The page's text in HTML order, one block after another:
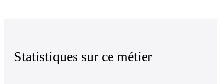
Statistiques sur ce métier